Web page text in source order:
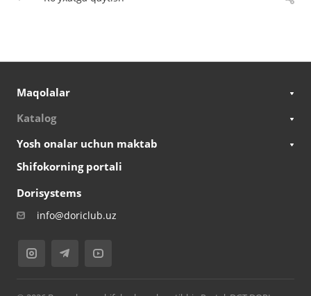
Maqolalar
Katalog
Yosh onalar uchun maktab
Shifokorning portali
Dorisystems
info@doriclub.uz